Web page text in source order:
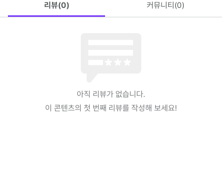
리뷰(0) 커뮤니티(0)
아직 리뷰가 없습니다.
이 콘텐츠의 첫 번째 리뷰를 작성해 보세요!